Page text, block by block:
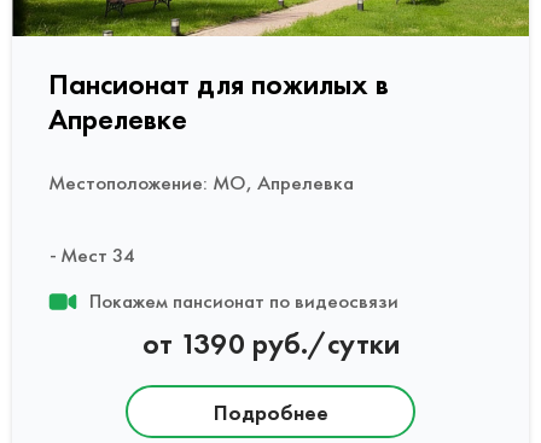
Пансионат для пожилых в
Апрелевке
Местоположение: МО, Апрелевка
Мест 34
Покажем пансионат по видеосвязи
от 1390 руб./сутки
Подробнее